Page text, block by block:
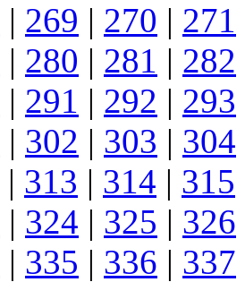
| 269 | 270 | 271
| 280 | 281 | 282
| 291 | 292 | 293
| 302 | 303 | 304
| 313 | 314 | 315
| 324 | 325 | 326
| 335 | 336 | 337